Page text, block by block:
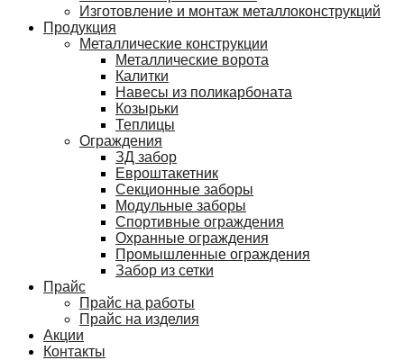
Изготовление и монтаж металлоконструкций
Продукция
Металлические конструкции
Металлические ворота
Калитки
Навесы из поликарбоната
Козырьки
Теплицы
Ограждения
ЗД забор
Евроштакетник
Секционные заборы
Модульные заборы
Спортивные ограждения
Охранные ограждения
Промышленные ограждения
Забор из сетки
Прайс
Прайс на работы
Прайс на изделия
Акции
Контакты